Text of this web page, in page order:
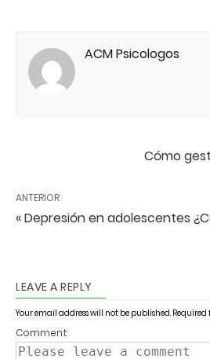
ACM Psicologos
Cómo
ANTERIOR
« Depresión en adolescentes
LEAVE A REPLY
Your email address will not be published. Required
Comment